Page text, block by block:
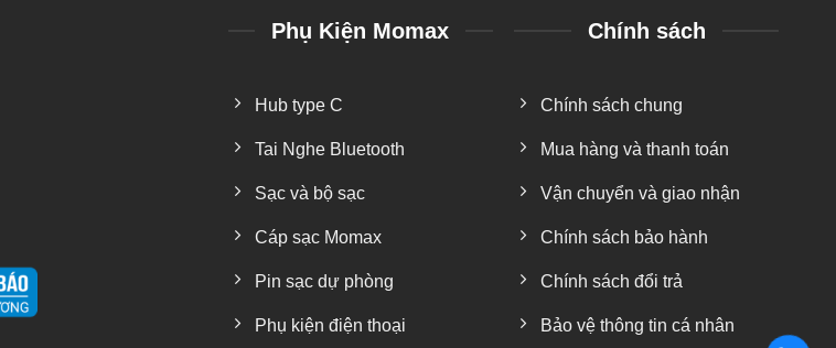
Phụ Kiện Momax
Hub type C
Tai Nghe Bluetooth
Sạc và bộ sạc
Cáp sạc Momax
Pin sạc dự phòng
Phụ kiện điện thoại
Chính sách
Chính sách chung
Mua hàng và thanh toán
Vận chuyển và giao nhận
Chính sách bảo hành
Chính sách đổi trả
Bảo vệ thông tin cá nhân